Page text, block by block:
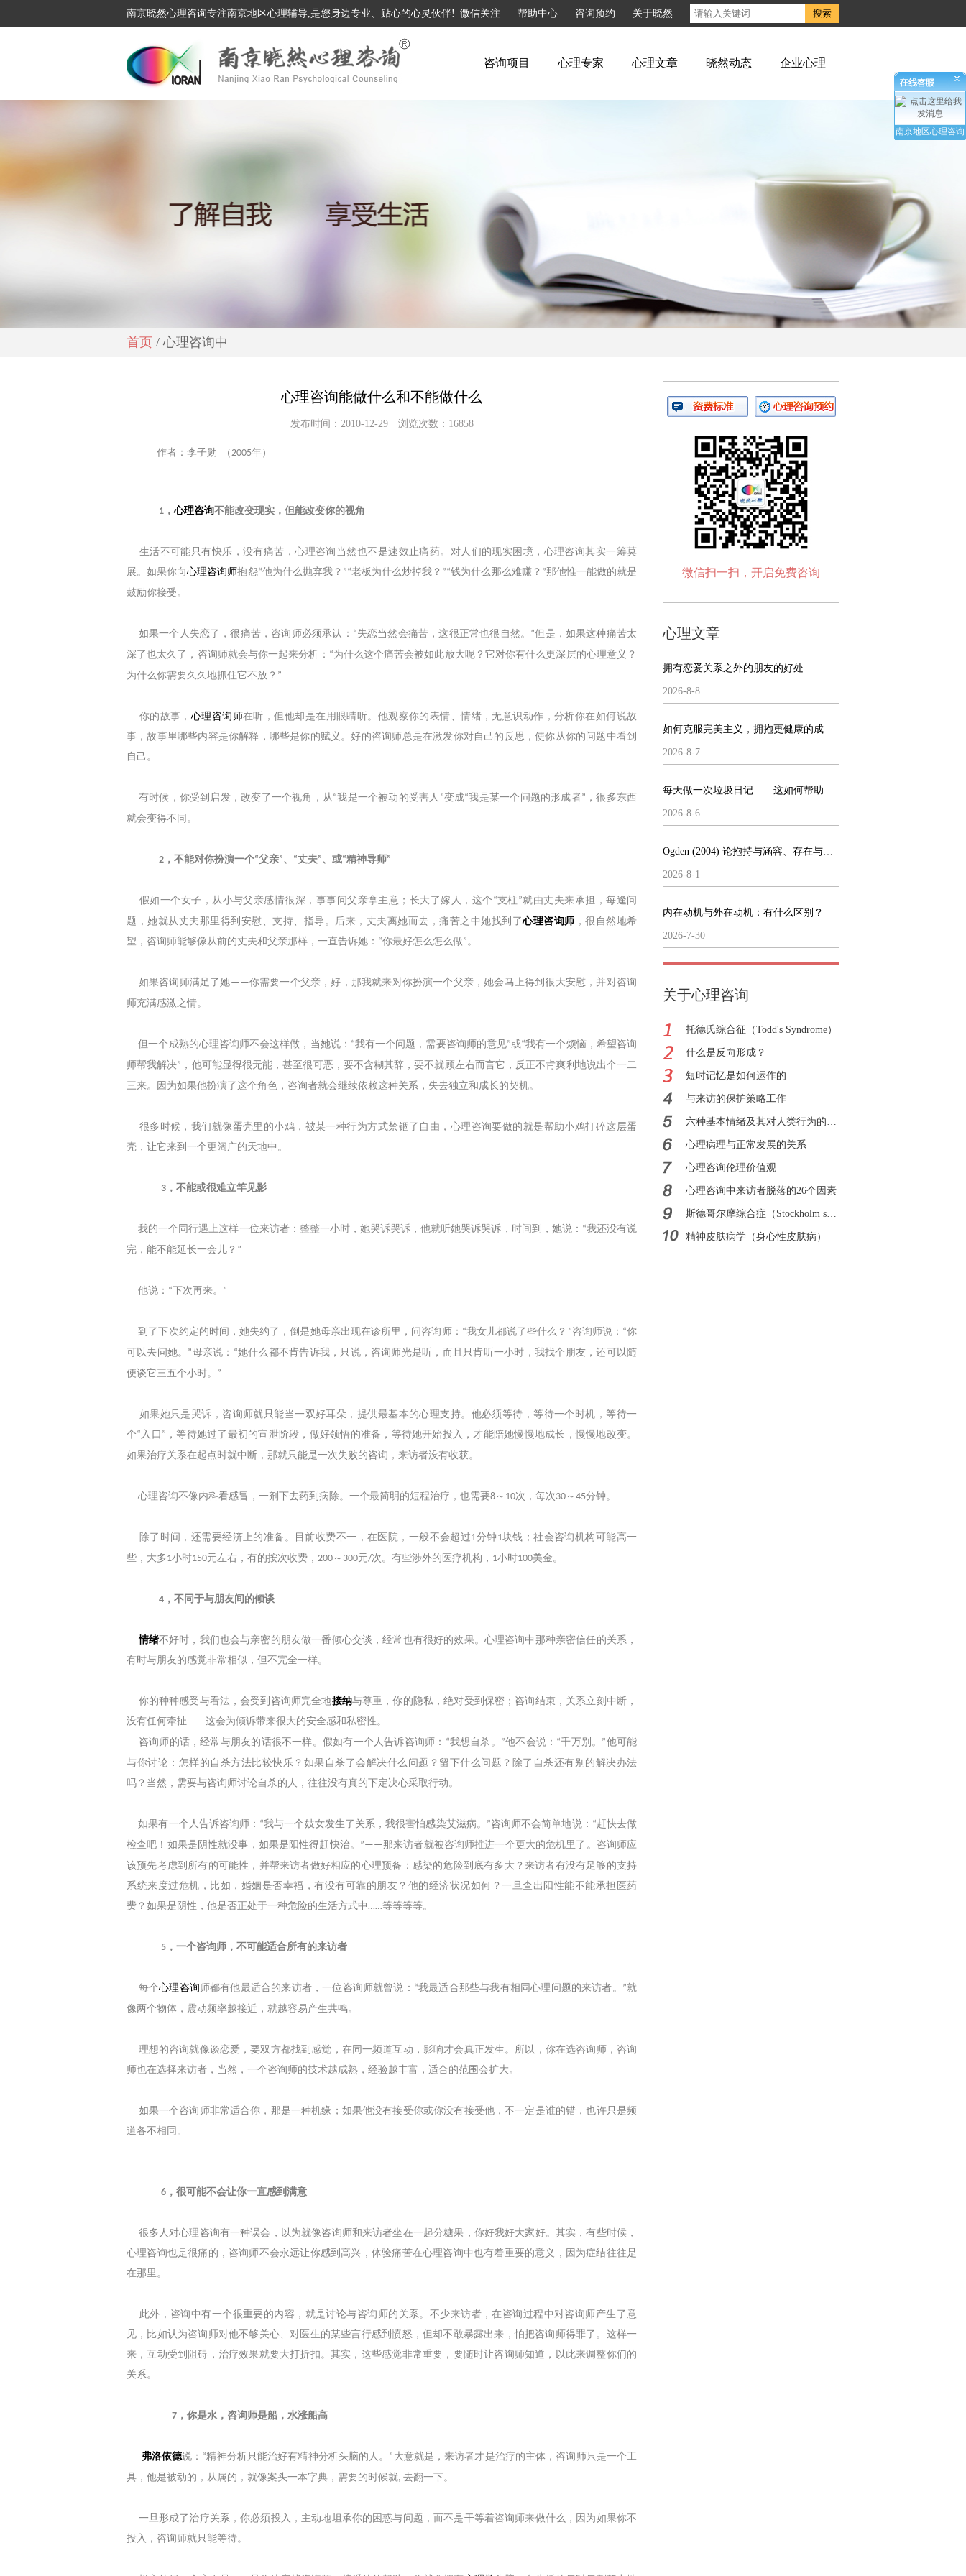
南京晓然心理咨询专注南京地区心理辅导,是您身边专业、贴心的心灵伙伴! 微信关注 帮助中心 咨询预约 关于晓然
咨询项目 心理专家 心理文章 晓然动态 企业心理
首页 / 心理咨询中
心理咨询能做什么和不能做什么
发布时间：2010-12-29 浏览次数：16858
作者：李子勋 （2005年）
1 ， 心理咨询不能改变现实，但能改变你的视角
生活不可能只有快乐，没有痛苦，心理咨询当然也不是速效止痛药。对人们的现实困境，心理咨询其实一筹莫
展。如果你向心理咨询师抱怨“他为什么抛弃我？ ”“老板为什么炒掉我？ ”“钱为什么那么难赚？ ”那他惟一能做的就是
鼓励你接受。
如果一个人失恋了，很痛苦，咨询师必须承认： “失恋当然会痛苦，这很正常也很自然。 ”但是，如果这种痛苦太
深了也太久了，咨询师就会与你一起来分析： “为什么这个痛苦会被如此放大呢？它对你有什么更深层的心理意义？
为什么你需要久久地抓住它不放？ ”
你的故事， 心理咨询师在听，但他却是在用眼睛听。他观察你的表情、情绪，无意识动作，分析你在如何说故
事，故事里哪些内容是你解释，哪些是你的赋义。好的咨询师总是在激发你对自己的反思，使你从你的问题中看到
自己。
有时候，你受到启发，改变了一个视角，从“我是一个被动的受害人 ”变成“我是某一个问题的形成者” ，很多东西
就会变得不同。
2 ，不能对你扮演一个“父亲”、 “丈夫”、或“精神导师”
假如一个女子，从小与父亲感情很深，事事问父亲拿主意；长大了嫁人，这个 “支柱 ”就由丈夫来承担，每逢问
题，她就从丈夫那里得到安慰、支持、指导。后来，丈夫离她而去，痛苦之中她找到了心理咨询师 ，很自然地希
望，咨询师能够像从前的丈夫和父亲那样，一直告诉她： “你最好怎么怎么做”。
如果咨询师满足了她——你需要一个父亲，好，那我就来对你扮演一个父亲，她会马上得到很大安慰，并对咨询
师充满感激之情。
但一个成熟的心理咨询师不会这样做，当她说： “我有一个问题，需要咨询师的意见”或“我有一个烦恼，希望咨询
师帮我解决” ，他可能显得很无能，甚至很可恶，要不含糊其辞，要不就顾左右而言它，反正不肯爽利地说出个一二
三来。因为如果他扮演了这个角色，咨询者就会继续依赖这种关系，失去独立和成长的契机。
很多时候，我们就像蛋壳里的小鸡，被某一种行为方式禁锢了自由，心理咨询要做的就是帮助小鸡打碎这层蛋
壳，让它来到一个更阔广的天地中。
3 ，不能或很难立竿见影
我的一个同行遇上这样一位来访者：整整一小时，她哭诉哭诉，他就听她哭诉哭诉，时间到，她说： “我还没有说
完，能不能延长一会儿？ ”
他说： “下次再来。 ”
到了下次约定的时间，她失约了，倒是她母亲出现在诊所里，问咨询师： “我女儿都说了些什么？ ”咨询师说： “你
可以去问她。 ”母亲说： “她什么都不肯告诉我，只说，咨询师光是听，而且只肯听一小时，我找个朋友，还可以随
便谈它三五个小时。 ”
如果她只是哭诉，咨询师就只能当一双好耳朵，提供最基本的心理支持。他必须等待，等待一个时机，等待一
个“ 入口 ” ，等待她过了最初的宣泄阶段，做好领悟的准备，等待她开始投入，才能陪她慢慢地成长，慢慢地改变。
如果治疗关系在起点时就中断，那就只能是一次失败的咨询，来访者没有收获。
心理咨询不像内科看感冒，一剂下去药到病除。一个最简明的短程治疗，也需要8 ～ 10次，每次30 ～ 45分钟。
除了时间，还需要经济上的准备。目前收费不一，在医院，一般不会超过1分钟 1块钱；社会咨询机构可能高一
些，大多1小时150元左右，有的按次收费， 200 ～ 300元/次。有些涉外的医疗机构， 1小时100美金。
4 ，不同于与朋友间的倾谈
情绪不好时，我们也会与亲密的朋友做一番倾心交谈，经常也有很好的效果。心理咨询中那种亲密信任的关系，
有时与朋友的感觉非常相似，但不完全一样。
你的种种感受与看法，会受到咨询师完全地接纳与尊重，你的隐私，绝对受到保密；咨询结束，关系立刻中断，
没有任何牵扯——这会为倾诉带来很大的安全感和私密性。
咨询师的话，经常与朋友的话很不一样。假如有一个人告诉咨询师： “我想自杀。 ”他不会说： “千万别。 ”他可能
与你讨论：怎样的自杀方法比较快乐？如果自杀了会解决什么问题？留下什么问题？除了自杀还有别的解决办法
吗？当然，需要与咨询师讨论自杀的人，往往没有真的下定决心采取行动。
如果有一个人告诉咨询师： “我与一个妓女发生了关系，我很害怕感染艾滋病。 ”咨询师不会简单地说： “赶快去做
检查吧！如果是阴性就没事，如果是阳性得赶快治。 ”——那来访者就被咨询师推进一个更大的危机里了。咨询师应
该预先考虑到所有的可能性，并帮来访者做好相应的心理预备：感染的危险到底有多大？来访者有没有足够的支持
系统来度过危机，比如，婚姻是否幸福，有没有可靠的朋友？他的经济状况如何？一旦查出阳性能不能承担医药
费？如果是阴性，他是否正处于一种危险的生活方式中……等等等等。
5 ，一个咨询师，不可能适合所有的来访者
每个心理咨询师都有他最适合的来访者，一位咨询师就曾说： “我最适合那些与我有相同心理问题的来访者。 ”就
像两个物体，震动频率越接近，就越容易产生共鸣。
理想的咨询就像谈恋爱，要双方都找到感觉，在同一频道互动，影响才会真正发生。所以，你在选咨询师，咨询
师也在选择来访者，当然，一个咨询师的技术越成熟，经验越丰富，适合的范围会扩大。
如果一个咨询师非常适合你，那是一种机缘；如果他没有接受你或你没有接受他，不一定是谁的错，也许只是频
道各不相同。
6 ，很可能不会让你一直感到满意
很多人对心理咨询有一种误会，以为就像咨询师和来访者坐在一起分糖果，你好我好大家好。其实，有些时候，
心理咨询也是很痛的，咨询师不会永远让你感到高兴，体验痛苦在心理咨询中也有着重要的意义，因为症结往往是
在那里。
此外，咨询中有一个很重要的内容，就是讨论与咨询师的关系。不少来访者，在咨询过程中对咨询师产生了意
见，比如认为咨询师对他不够关心、对医生的某些言行感到愤怒，但却不敢暴露出来，怕把咨询师得罪了。这样一
来，互动受到阻碍，治疗效果就要大打折扣。其实，这些感觉非常重要，要随时让咨询师知道，以此来调整你们的
关系。
7 ，你是水，咨询师是船，水涨船高
弗洛依德说： “精神分析只能治好有精神分析头脑的人。 ” 大意就是，来访者才是治疗的主体，咨询师只是一个工
具，他是被动的，从属的，就像案头一本字典，需要的时候就, 去翻一下。
一旦形成了治疗关系，你必须投入，主动地坦承你的困惑与问题，而不是干等着咨询师来做什么，因为如果你不
投入，咨询师就只能等待。
微信扫一扫，开启免费咨询
心理文章
拥有恋爱关系之外的朋友的好处
2026-8-8
如何克服完美主义，拥抱更健康的成就方式
2026-8-7
每天做一次垃圾日记——这如何帮助了我的心理健康
2026-8-6
Ogden (2004) 论抱持与涵容、存在与做梦
2026-8-1
内在动机与外在动机：有什么区别？
2026-7-30
关于心理咨询
托德氏综合征（Todd's Syndrome）
什么是反向形成？
短时记忆是如何运作的
与来访的保护策略工作
六种基本情绪及其对人类行为的影响
心理病理与正常发展的关系
心理咨询伦理价值观
心理咨询中来访者脱落的26个因素
斯德哥尔摩综合症（Stockholm syndrome）
精神皮肤病学（身心性皮肤病）
南京地区心理咨询